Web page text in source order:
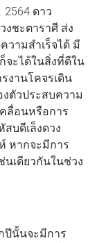
ดาว
งชะตาราศี ส่ง
วามสำเร็จได้ มี
จะได้ในสิ่งที่ดีใน
งานโคจรเดิน
ตัวประสบความ
ลื่อนหรือการ
บดีเล็งดวง
หากจะมีการ
นเดียวกันในช่วง
ปีนั้นจะมีการ